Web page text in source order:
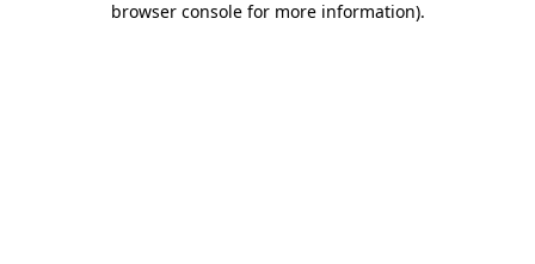
browser console for more information).